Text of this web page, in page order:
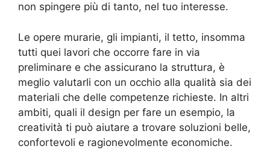
non spingere più di tanto, nel tuo interesse.
Le opere murarie, gli impianti, il tetto, insomma
tutti quei lavori che occorre fare in via
preliminare e che assicurano la struttura, è
meglio valutarli con un occhio alla qualità sia dei
materiali che delle competenze richieste. In altri
ambiti, quali il design per fare un esempio, la
creatività ti può aiutare a trovare soluzioni belle,
confortevoli e ragionevolmente economiche.